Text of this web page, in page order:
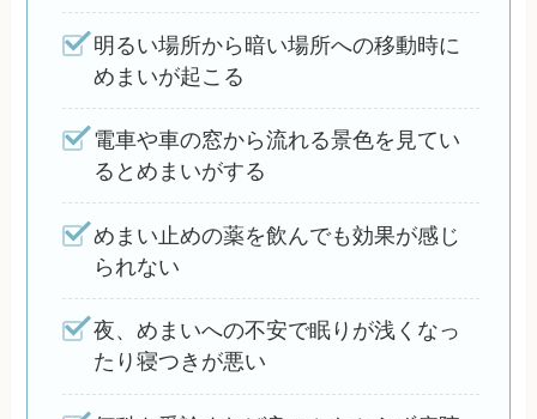
明るい場所から暗い場所への移動時に
めまいが起こる
電車や車の窓から流れる景色を見てい
るとめまいがする
めまい止めの薬を飲んでも効果が感じ
られない
夜、めまいへの不安で眠りが浅くなっ
たり寝つきが悪い